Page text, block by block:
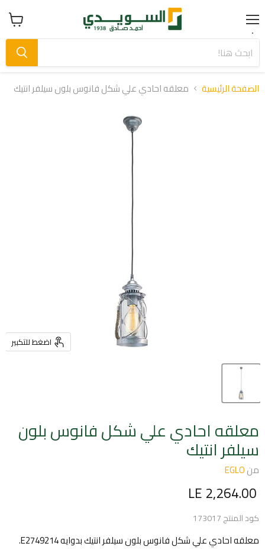
Menu عرض
سلة
الصفحة الرئيسية معلقه احادي علي شكل فانوس بلون سيلفر انتيك
اضغط للتكبير
معلقه احادي علي شكل فانوس بلون
سيلفر انتيك
منEGLO
السعر الحالي
LE 2,264.00
كود المنتج173017
معلقه احادي علي شكل فانوس بلون سيلفر انتيك بدوايه E2749214.